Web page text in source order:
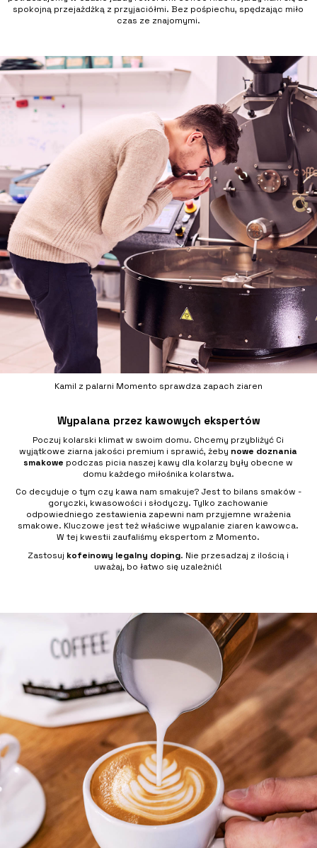
spokojną przejażdżką z przyjaciółmi. Bez pośpiechu, spędzając miło
czas ze znajomymi.
Kamil z palarni Momento sprawdza zapach ziaren
Wypalana przez kawowych ekspertów
Poczuj kolarski klimat w swoim domu. Chcemy przybliżyć Ci
wyjątkowe ziarna jakości premium i sprawić, żeby nowe doznania
smakowe podczas picia naszej kawy dla kolarzy były obecne w
domu każdego miłośnika kolarstwa.
Co decyduje o tym czy kawa nam smakuje? Jest to bilans smaków -
goryczki, kwasowości i słodyczy. Tylko zachowanie
odpowiedniego zestawienia zapewni nam przyjemne wrażenia
smakowe. Kluczowe jest też właściwe wypalanie ziaren kawowca.
W tej kwestii zaufaliśmy ekspertom z Momento.
Zastosuj kofeinowy legalny doping. Nie przesadzaj z ilością i
uważaj, bo łatwo się uzależnić!